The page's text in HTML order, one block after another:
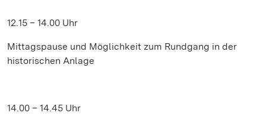
12.15 – 14.00 Uhr
Mittagspause und Möglichkeit zum Rundgang in der
historischen Anlage
14.00 – 14.45 Uhr